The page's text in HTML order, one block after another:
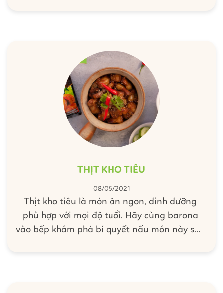
THỊT KHO TIÊU
08/05/2021
Thịt kho tiêu là món ăn ngon, dinh dưỡng
phù hợp với mọi độ tuổi. Hãy cùng barona
vào bếp khám phá bí quyết nấu món này sao